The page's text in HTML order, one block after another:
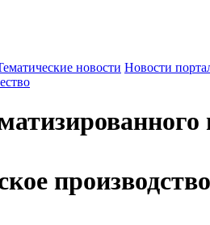
новости Новости
производство